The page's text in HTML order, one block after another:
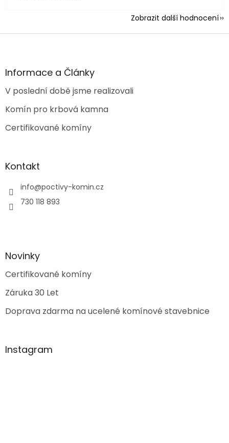
Zobrazit další hodnocení
Z
aInformace a Články
V poslední době jsme realizovali
Komín pro krbová kamna
Certifikované komíny
Kontakt
info@poctivy-komin.cz
730 118 893
Novinky
Certifikované komíny
Záruka 30 Let
Doprava zdarma na ucelené komínové stavebnice
Instagram